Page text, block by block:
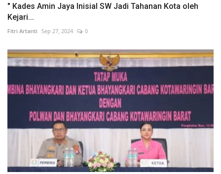
" Kades Amin Jaya Inisial SW Jadi Tahanan Kota oleh
Kejari...
Fitri Artanti Sep 27, 2024 0